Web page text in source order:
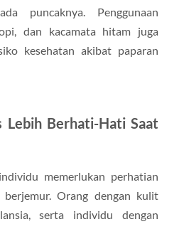
puncaknya. Penggunaan
dan kacamata hitam juga
kesehatan akibat paparan
Lebih Berhati-Hati Saat
memerlukan perhatian
Orang dengan kulit
serta individu dengan